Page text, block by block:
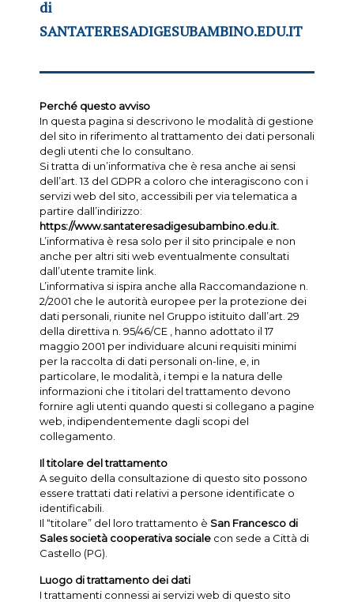
di
SANTATERESADIGESUBAMBINO.EDU.IT
Perché questo avviso
In questa pagina si descrivono le modalità di gestione
del sito in riferimento al trattamento dei dati personali
degli utenti che lo consultano.
Si tratta di un’informativa che è resa anche ai sensi
dell’art. 13 del GDPR a coloro che interagiscono con i
servizi web del sito, accessibili per via telematica a
partire dall’indirizzo:
https://www.santateresadigesubambino.edu.it.
L’informativa è resa solo per il sito principale e non
anche per altri siti web eventualmente consultati
dall’utente tramite link.
L’informativa si ispira anche alla Raccomandazione n.
2/2001 che le autorità europee per la protezione dei
dati personali, riunite nel Gruppo istituito dall’art. 29
della direttiva n. 95/46/CE , hanno adottato il 17
maggio 2001 per individuare alcuni requisiti minimi
per la raccolta di dati personali on-line, e, in
particolare, le modalità, i tempi e la natura delle
informazioni che i titolari del trattamento devono
fornire agli utenti quando questi si collegano a pagine
web, indipendentemente dagli scopi del
collegamento.
Il titolare del trattamento
A seguito della consultazione di questo sito possono
essere trattati dati relativi a persone identificate o
identificabili.
Il “titolare” del loro trattamento è San Francesco di
Sales società cooperativa sociale con sede a Città di
Castello (PG).
Luogo di trattamento dei dati
I trattamenti connessi ai servizi web di questo sito